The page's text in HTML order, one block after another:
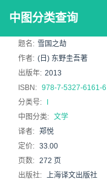
中图分类查询
题名: 雪国之劫
作者: (日) 东野圭吾著
出版年: 2013
ISBN: 978-7-5327-6161-6
分类号:
中图分类: 文学
译者: 郑悦
定价: 33.00
页数: 272 页
出版社: 上海译文出版社